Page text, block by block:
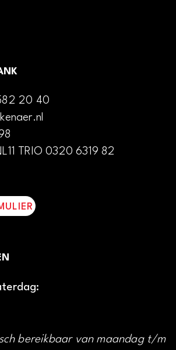
20 40
TRIO 0320 6319 82
bereikbaar van maandag t/m